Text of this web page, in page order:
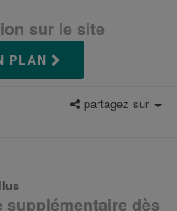
sur le site
PLAN
partagez sur
supplémentaire dès